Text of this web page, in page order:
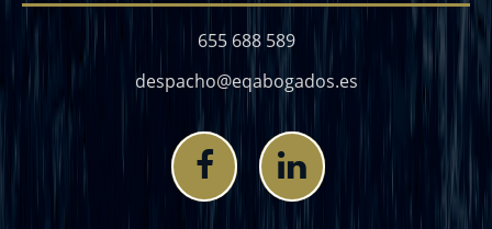
655 688 589
despacho@eqabogados.es